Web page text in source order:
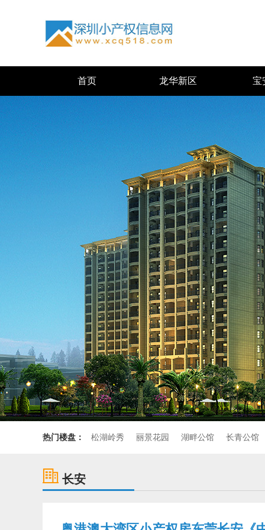
首页 龙华新区 宝
热门楼盘： 松湖岭秀 丽景花园 湖畔公馆 长青公馆
长安